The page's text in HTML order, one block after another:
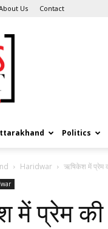
Us Contact
Politics
Haridwar ऋषिकेश में प्रेम
में प्रेम की